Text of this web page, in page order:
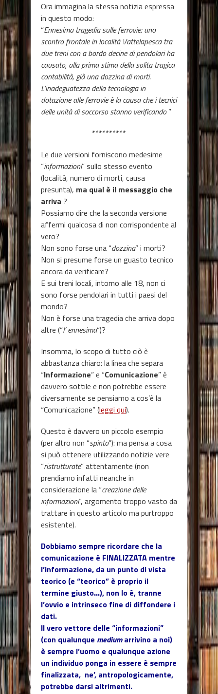
Ora immagina la stessa notizia espressa
in questo modo:
“Ennesima tragedia sulle ferrovie: uno
scontro frontale in località Vattelapesca tra
due treni con a bordo decine di pendolari ha
causato, alla prima stima della solita tragica
contabilità, già una dozzina di morti.
L’inadeguatezza della tecnologia in
dotazione alle ferrovie è la causa che i tecnici
delle unità di soccorso stanno verificando”
**********
Le due versioni forniscono medesime
“informazioni” sullo stesso evento
(località, numero di morti, causa
presunta), ma qual è il messaggio che
arriva ?
Possiamo dire che la seconda versione
affermi qualcosa di non corrispondente al
vero?
Non sono forse una “dozzina” i morti?
Non si presume forse un guasto tecnico
ancora da verificare?
E sui treni locali, intorno alle 18, non ci
sono forse pendolari in tutti i paesi del
mondo?
Non è forse una tragedia che arriva dopo
altre (“l’ ennesima“)?
Insomma, lo scopo di tutto ciò è
abbastanza chiaro: la linea che separa
“Informazione” e “Comunicazione” è
davvero sottile e non potrebbe essere
diversamente se pensiamo a cos’è la
“Comunicazione” (leggi qui).
Questo è davvero un piccolo esempio
(per altro non “spinto“): ma pensa a cosa
si può ottenere utilizzando notizie vere
“ristrutturate” attentamente (non
prendiamo infatti neanche in
considerazione la “creazione delle
informazioni“, argomento troppo vasto da
trattare in questo articolo ma purtroppo
esistente).
Dobbiamo sempre ricordare che la
comunicazione è FINALIZZATA mentre
l’informazione, da un punto di vista
teorico (e “teorico” è proprio il
termine giusto…), non lo è, tranne
l’ovvio e intrinseco fine di diffondere i
dati.
Il vero vettore delle “informazioni”
(con qualunque mediumarrivino a noi)
è sempre l’uomo e qualunque azione
un individuo ponga in essere è sempre
finalizzata, ne’, antropologicamente,
potrebbe darsi altrimenti.